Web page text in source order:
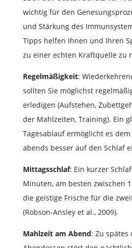
wichtig für den
und Stärkung des
Tipps helfen Ihnen und Ihren
zu einer echten Kraftquelle zu
Regelmäßigkeit:
sollten Sie möglichst
erledigen (Aufstehen,
der Mahlzeiten, Training). Ein
Tagesablauf ermöglicht es
abends besser auf den Schlaf
Mittagsschlaf: Ein kurzer
Minuten, am besten zwischen
die geistige Frische für die
(Robson-Ansley et al., 2009).
Mahlzeit am Abend: Zu spätes